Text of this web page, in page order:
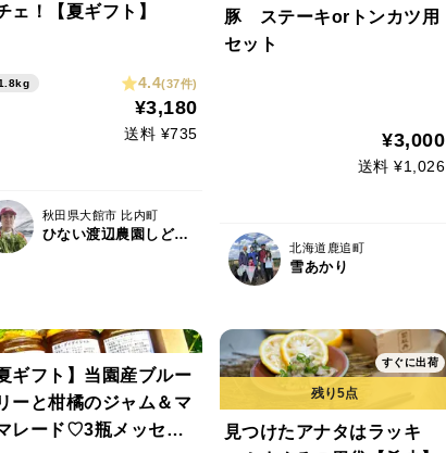
ェ！【夏ギフト】
4.4(37件)
¥3,180
送料 ¥735
秋田県大館市 比内町
ひない渡辺農園しどけ村
豚 ステーキorトンカツ用
セット
¥3,000
送料 ¥1,026
北海道鹿追町
雪あかり
ギフト】当園産ブルー
ーと柑橘のジャム＆マ
レード♡3瓶メッセー
すぐに出荷
見つけたアナタはラッキ